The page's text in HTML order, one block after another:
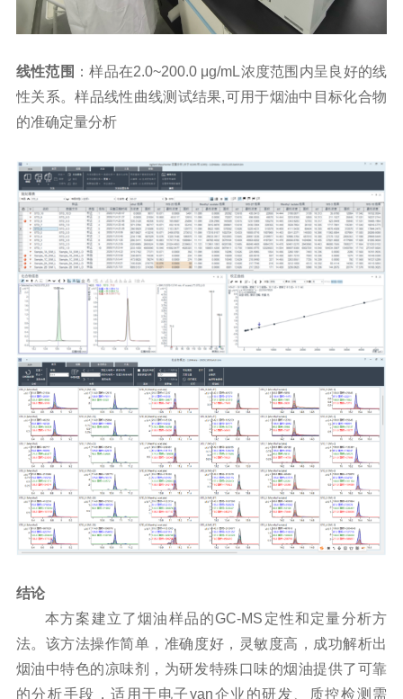
线性范围 ：样品在2.0~200.0 μg/mL浓度范围内呈良好的线
性关系。样品线性曲线测试结果,可用于烟油中目标化合物
的准确定量分析
结论
本方案建立了烟油样品的GC-MS定性和定量分析方
法。该方法操作简单，准确度好，灵敏度高，成功解析出
烟油中特色的凉味剂，为研发特殊口味的烟油提供了可靠
的分析手段，适用于电子yan企业的研发、质控检测需